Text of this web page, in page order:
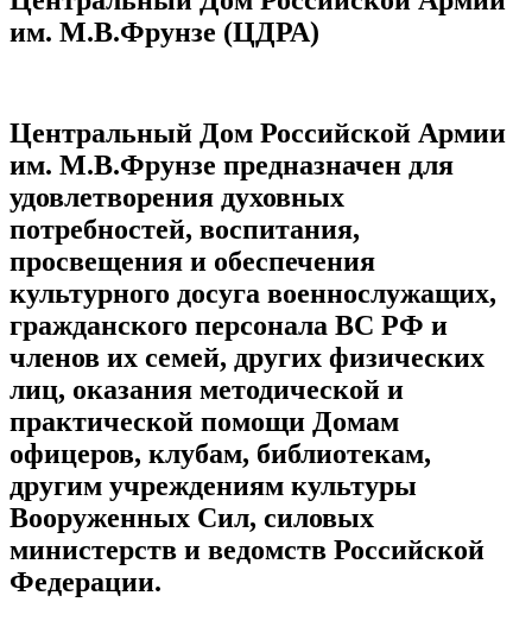
им. М.В.Фрунзе (ЦДРА)
Центральный Дом Российской Армии
им. М.В.Фрунзе предназначен для
удовлетворения духовных
потребностей, воспитания,
просвещения и обеспечения
культурного досуга военнослужащих,
гражданского персонала ВС РФ и
членов их семей, других физических
лиц, оказания методической и
практической помощи Домам
офицеров, клубам, библиотекам,
другим учреждениям культуры
Вооруженных Сил, силовых
министерств и ведомств Российской
Федерации.